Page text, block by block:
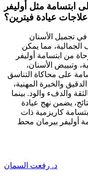
مثل أوليفر
عيادة فيترين؟
تجميل الأسنان
مما يمكن
من ابتسامة أوليفر
وتبييض الأسنان،
على محاكاة التناسق
والخبرة المهنية،
والدفء والود. بينما
يضمن نهج عيادة
كاريزمية ذات
أوليفر بيرمان محط
د. رفعت السمان